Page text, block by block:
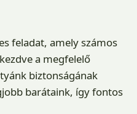
feladat, amely számos
a megfelelő
biztonságának
barátaink, így fontos